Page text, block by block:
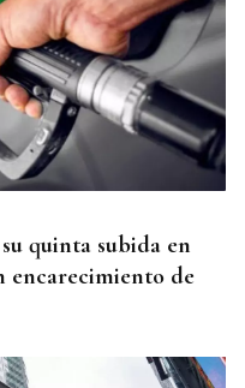
quinta subida en
encarecimiento de